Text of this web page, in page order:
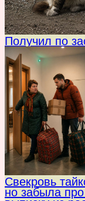
Получил по
Свекровь
но забыла